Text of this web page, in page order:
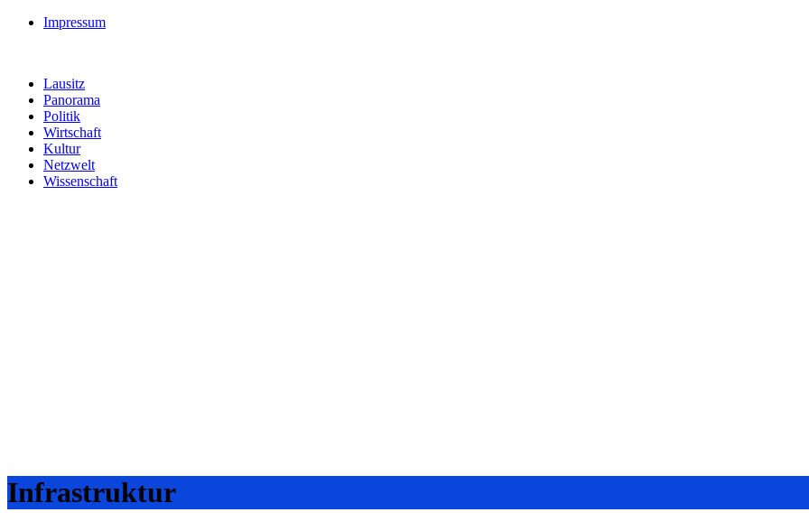
Impressum
Lausitz
Panorama
Politik
Wirtschaft
Kultur
Netzwelt
Wissenschaft
Infrastruktur